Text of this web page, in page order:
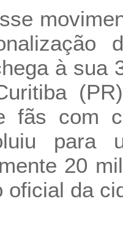
à sua
fãs com
para
20
oficial da